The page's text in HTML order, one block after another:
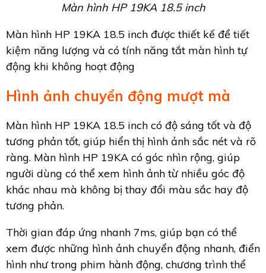
Màn hình HP 19KA 18.5 inch
Màn hình HP 19KA 18.5 inch được thiết kế để tiết
kiệm năng lượng và có tính năng tắt màn hình tự
động khi không hoạt động
Hình ảnh chuyển động mượt mà
Màn hình HP 19KA 18.5 inch có độ sáng tốt và độ
tương phản tốt, giúp hiển thị hình ảnh sắc nét và rõ
ràng. Màn hình HP 19KA có góc nhìn rộng, giúp
người dùng có thể xem hình ảnh từ nhiều góc độ
khác nhau mà không bị thay đổi màu sắc hay độ
tương phản.
Thời gian đáp ứng nhanh 7ms, giúp bạn có thể
xem được những hình ảnh chuyển động nhanh, điển
hình như trong phim hành động, chương trình thể